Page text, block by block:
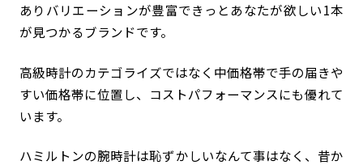
ありバリエーションが豊富できっとあなたが欲しい1本
が見つかるブランドです。
高級時計のカテゴライズではなく中価格帯で手の届きや
すい価格帯に位置し、コストパフォーマンスにも優れて
います。
ハミルトンの腕時計は恥ずかしいなんて事はなく、昔か